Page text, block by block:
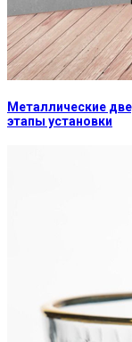
Металлические
этапы установки